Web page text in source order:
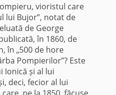
vioristul care
lui Bujor”, notat de
de George
în 1860, de
în „500 de hore
Pompierilor”? Este
Ionică și al lui
deci, fecior al lui